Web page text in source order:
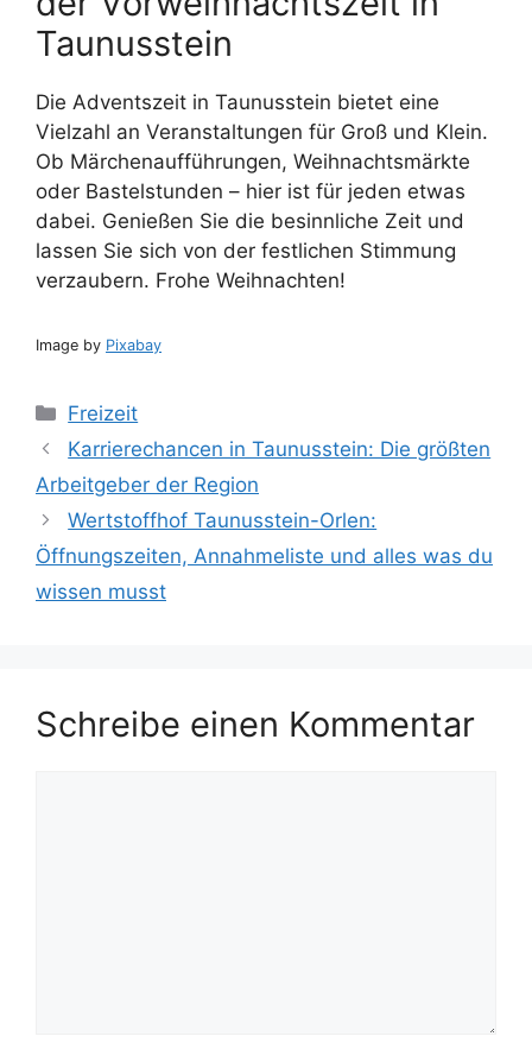
Taunusstein
Die Adventszeit in Taunusstein bietet eine
Vielzahl an Veranstaltungen für Groß und Klein.
Ob Märchenaufführungen, Weihnachtsmärkte
oder Bastelstunden – hier ist für jeden etwas
dabei. Genießen Sie die besinnliche Zeit und
lassen Sie sich von der festlichen Stimmung
verzaubern. Frohe Weihnachten!
Image by Pixabay
Kategorien
Freizeit
Karrierechancen in Taunusstein: Die größten
Arbeitgeber der Region
Wertstoffhof Taunusstein-Orlen:
Öffnungszeiten, Annahmeliste und alles was du
wissen musst
Schreibe einen Kommentar